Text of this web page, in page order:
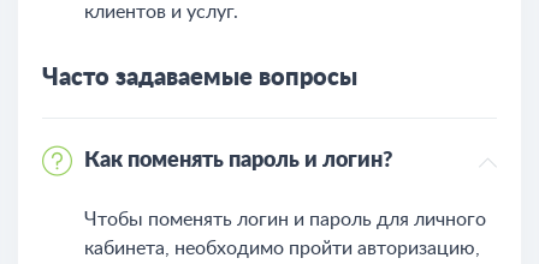
клиентов и услуг.
Часто задаваемые вопросы
Как поменять пароль и логин?
Чтобы поменять логин и пароль для личного
кабинета, необходимо пройти авторизацию,